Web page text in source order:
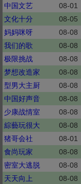
中国文艺
08-01
文化十分
08-05
妈妈咪呀
08-08
我们的歌
08-08
极限挑战
08-08
梦想改造家
08-08
型男大主厨
08-08
中国好声音
08-08
少康战情室
08-08
綜藝玩很大
08-08
猪哥会社
08-01
食尚玩家
08-08
密室大逃脱
08-08
天天向上
08-08